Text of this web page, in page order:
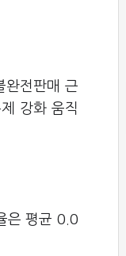
완전판매 근
강화 움직
은 평균 0.0